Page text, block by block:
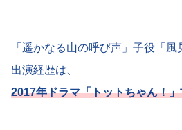
「遥かなる山の呼び声」子役「
出演経歴は、
2017年ドラマ「トットちゃん！